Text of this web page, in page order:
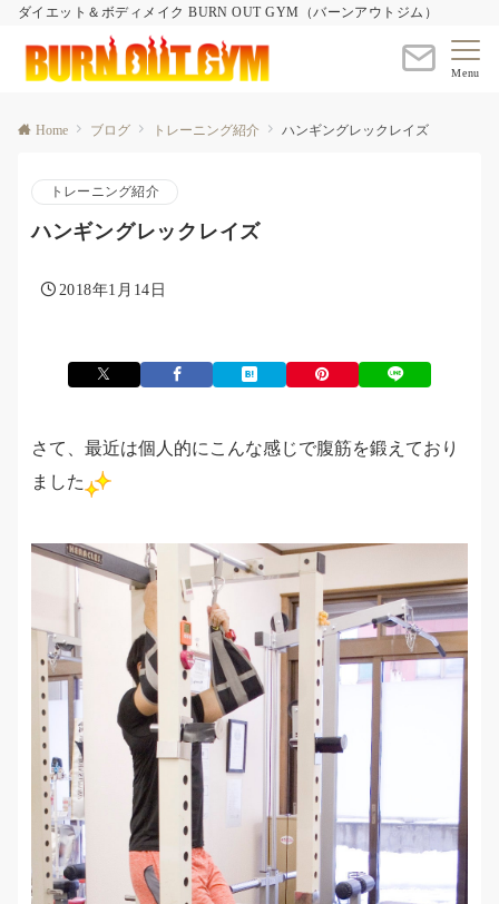
ダイエット＆ボディメイク BURN OUT GYM（バーンアウトジム）
Menu
Home ブログ トレーニング紹介 ハンギングレックレイズ
トレーニング紹介
ハンギングレックレイズ
2018年1月14日
さて、最近は個人的にこんな感じで腹筋を鍛えており
ました